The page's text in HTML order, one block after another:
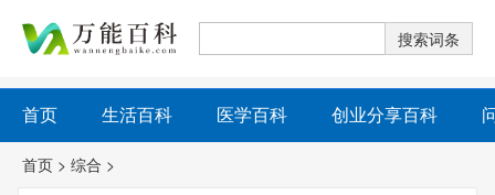
首页 生活百科 医学百科 创业分享百科
首页 > 综合 >